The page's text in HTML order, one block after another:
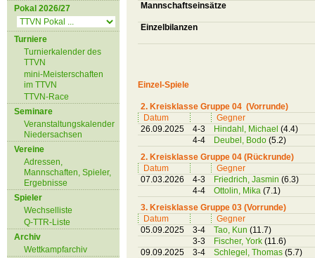
Pokal 2026/27
Turniere
Turnierkalender des
TTVN
mini-Meisterschaften
im TTVN
TTVN-Race
Seminare
Veranstaltungskalender
Niedersachsen
Vereine
Adressen,
Mannschaften, Spieler,
Ergebnisse
Spieler
Wechselliste
Q-TTR-Liste
Archiv
Wettkampfarchiv
Mannschaftseinsätze
Einzelbilanzen
Einzel-Spiele
2. Kreisklasse Gruppe 04 (Vorrunde)
Datum
Gegner
26.09.2025
4-3 Hindahl, Michael (4.4)
4-4
Deubel, Bodo (5.2)
2. Kreisklasse Gruppe 04 (Rückrunde)
Datum
Gegner
07.03.2026
4-3 Friedrich, Jasmin (6.3)
4-4
Ottolin, Mika (7.1)
3. Kreisklasse Gruppe 03 (Vorrunde)
Datum
Gegner
05.09.2025
3-4 Tao, Kun (11.7)
3-3
Fischer, York (11.6)
09.09.2025
3-4 Schlegel, Thomas (5.7)